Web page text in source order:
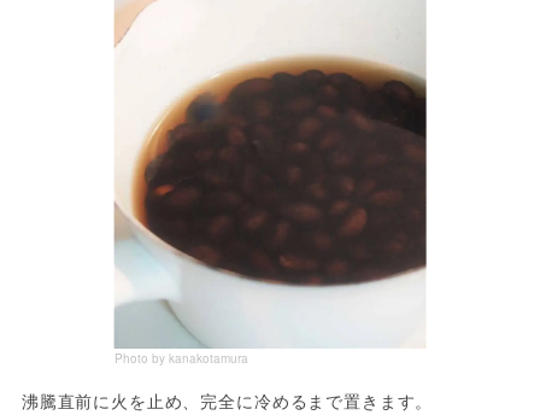
Photo by kanakotamura
沸騰直前に火を止め、完全に冷めるまで置きます。